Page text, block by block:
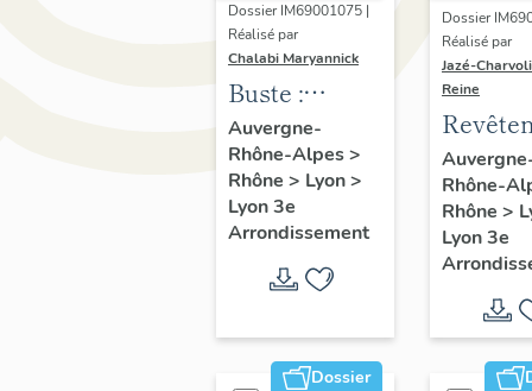
Dossier IM69001075 |
Réalisé par
Chalabi Maryannick
Buste :
Edouard
Herriot
Auvergne-
Rhône-Alpes>
Rhône > Lyon>
Lyon 3e
Arrondissement
Dossier
Réalisé par
Jazé-
Reine
de sol
Rhône-
Rhône >
Lyon 3e
Dossier